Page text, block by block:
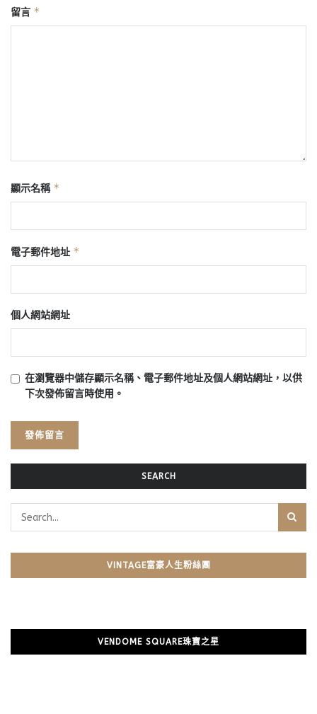
留言 *
顯示名稱 *
電子郵件地址 *
個人網站網址
在瀏覽器中儲存顯示名稱、電子郵件地址及個人網站網址，以供
下次發佈留言時使用。
SEARCH
VINTAGE富豪人生粉絲團
VENDOME SQUARE珠寶之星